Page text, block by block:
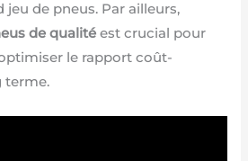
jeu de pneus. Par ailleurs,
de qualité est crucial pour
le rapport coût-
terme.